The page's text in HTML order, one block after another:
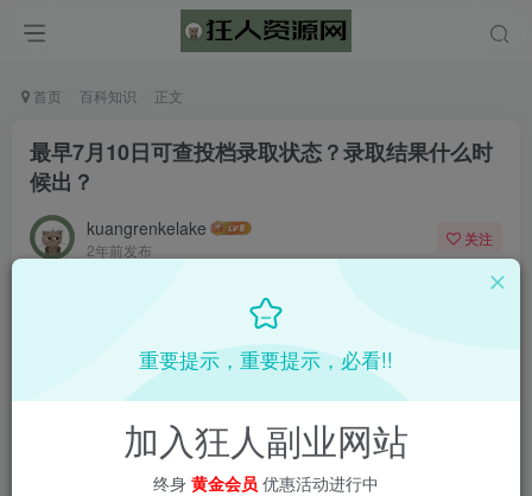
首页 百科知识 正文
最早7月10日可查投档录取状态？录取结果什么时
候出？
kuangrenkelake
2年前发布
关注
重要提示，重要提示，必看!!
加入狂人副业网站
终身 黄金会员 优惠活动进行中